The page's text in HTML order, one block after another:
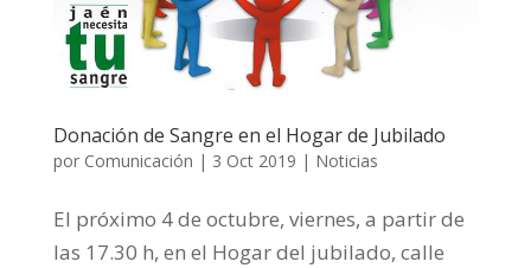
Donación de Sangre en el Hogar de Jubilado
por Comunicación | 3 Oct 2019 | Noticias
El próximo 4 de octubre, viernes, a partir de
las 17.30 h, en el Hogar del jubilado, calle